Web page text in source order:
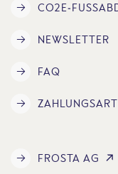
CO2E-
NEWSLETTER
FAQ
FROSTA AG